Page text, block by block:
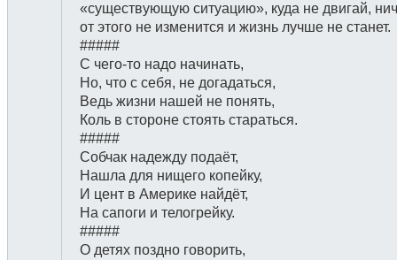
«существующую ситуацию», куда не двигай,
от этого не изменится и жизнь лучше не станет.
#####
С чего-то надо начинать,
Но, что с себя, не догадаться,
Ведь жизни нашей не понять,
Коль в стороне стоять стараться.
#####
Собчак надежду подаёт,
Нашла для нищего копейку,
И цент в Америке найдёт,
На сапоги и телогрейку.
#####
О детях поздно говорить,